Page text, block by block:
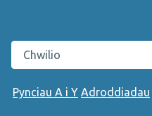
Chwilio gwefan Iechyd
Pynciau A i Y Adroddiadau